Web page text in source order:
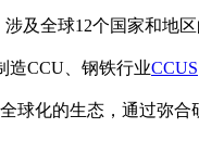
及全球12个国家和地
造CCU、钢铁行业CCUS
化的生态，通过弥